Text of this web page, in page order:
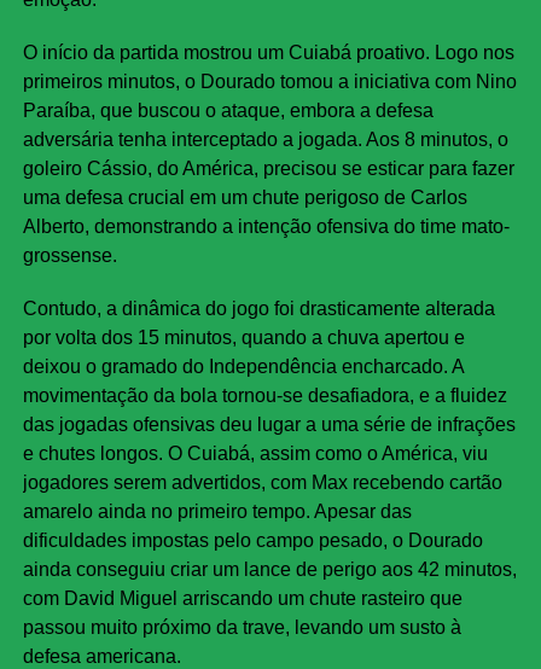
O início da partida mostrou um Cuiabá proativo. Logo nos
primeiros minutos, o Dourado tomou a iniciativa com Nino
Paraíba, que buscou o ataque, embora a defesa
adversária tenha interceptado a jogada. Aos 8 minutos, o
goleiro Cássio, do América, precisou se esticar para fazer
uma defesa crucial em um chute perigoso de Carlos
Alberto, demonstrando a intenção ofensiva do time mato-
grossense.
Contudo, a dinâmica do jogo foi drasticamente alterada
por volta dos 15 minutos, quando a chuva apertou e
deixou o gramado do Independência encharcado. A
movimentação da bola tornou-se desafiadora, e a fluidez
das jogadas ofensivas deu lugar a uma série de infrações
e chutes longos. O Cuiabá, assim como o América, viu
jogadores serem advertidos, com Max recebendo cartão
amarelo ainda no primeiro tempo. Apesar das
dificuldades impostas pelo campo pesado, o Dourado
ainda conseguiu criar um lance de perigo aos 42 minutos,
com David Miguel arriscando um chute rasteiro que
passou muito próximo da trave, levando um susto à
defesa americana.